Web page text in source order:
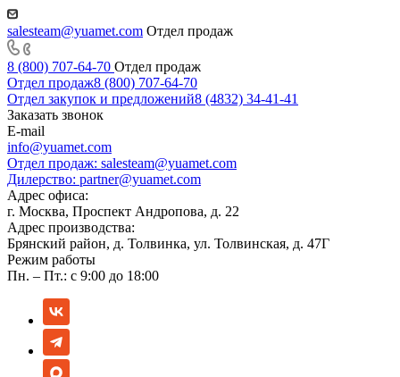
salesteam@yuamet.com Отдел продаж
8 (800) 707-64-70 Отдел продаж
Отдел продаж8 (800) 707-64-70
Отдел закупок и предложений8 (4832) 34-41-41
Заказать звонок
E-mail
info@yuamet.com
Отдел продаж: salesteam@yuamet.com
Дилерство: partner@yuamet.com
Адрес офиса:
г. Москва, Проспект Андропова, д. 22
Адрес производства:
Брянский район, д. Толвинка, ул. Толвинская, д. 47Г
Режим работы
Пн. – Пт.: с 9:00 до 18:00